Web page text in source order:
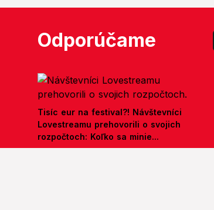
Odporúčame
Tisíc eur na festival?! Návštevníci
Lovestreamu prehovorili o svojich
rozpočtoch: Koľko sa minie...